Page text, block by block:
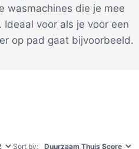
wasmachines die je mee
voor als je voor een
op pad gaat bijvoorbeeld.
Sort by: